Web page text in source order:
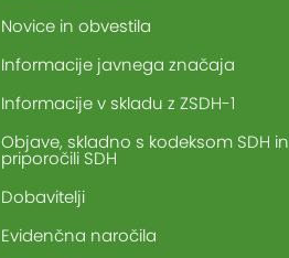
Novice in obvestila
Informacije javnega značaja
Informacije v skladu z ZSDH-1
Objave, skladno s kodeksom SDH in
priporočili SDH
Dobavitelji
Evidenčna naročila